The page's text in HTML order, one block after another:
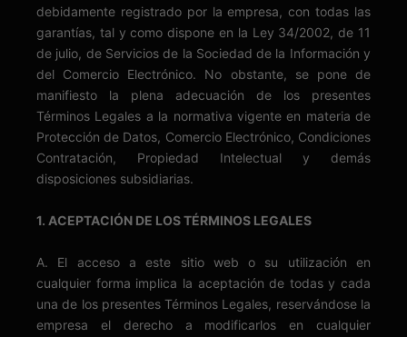
debidamente registrado por la empresa, con todas las
garantías, tal y como dispone en la Ley 34/2002, de 11
de julio, de Servicios de la Sociedad de la Información y
del Comercio Electrónico. No obstante, se pone de
manifiesto la plena adecuación de los presentes
Términos Legales a la normativa vigente en materia de
Protección de Datos, Comercio Electrónico, Condiciones
Contratación, Propiedad Intelectual y demás
disposiciones subsidiarias.
1. ACEPTACIÓN DE LOS TÉRMINOS LEGALES
A. El acceso a este sitio web o su utilización en
cualquier forma implica la aceptación de todas y cada
una de los presentes Términos Legales, reservándose la
empresa el derecho a modificarlos en cualquier